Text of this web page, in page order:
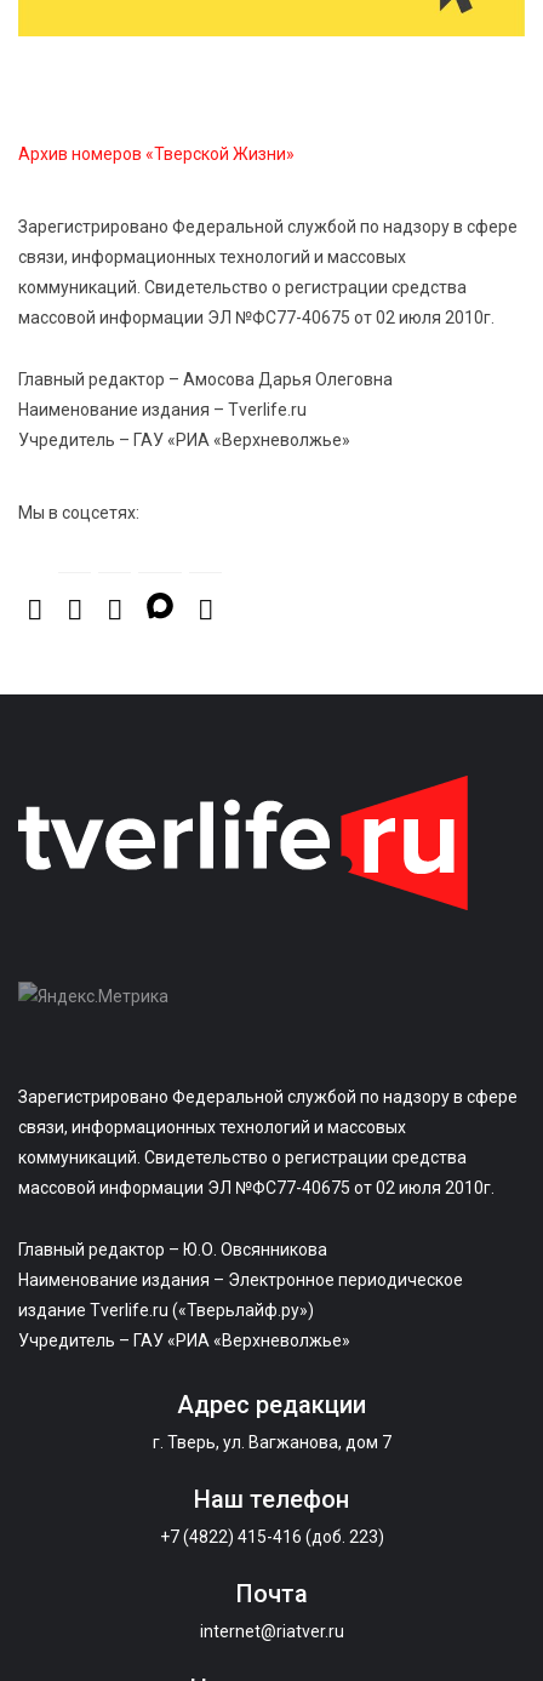
Уйти красиво: как жители Твери расстаются с
работодателями
В Твери обновили отделение гнойной хирургии
Архив номеров «Тверской Жизни»
Зарегистрировано Федеральной службой по надзору в сфере
связи, информационных технологий и массовых
коммуникаций. Свидетельство о регистрации средства
массовой информации ЭЛ №ФС77-40675 от 02 июля 2010г.
Главный редактор – Амосова Дарья Олеговна
Наименование издания – Tverlife.ru
Учредитель – ГАУ «РИА «Верхневолжье»
Мы в соцсетях:
Зарегистрировано Федеральной службой по надзору в сфере
связи, информационных технологий и массовых
коммуникаций. Свидетельство о регистрации средства
массовой информации ЭЛ №ФС77-40675 от 02 июля 2010г.
Главный редактор – Ю.О. Овсянникова
Наименование издания – Электронное периодическое
издание Tverlife.ru («Тверьлайф.ру»)
Учредитель – ГАУ «РИА «Верхневолжье»
Адрес редакции
г. Тверь, ул. Вагжанова, дом 7
Наш телефон
+7 (4822) 415-416 (доб. 223)
Почта
internet@riatver.ru